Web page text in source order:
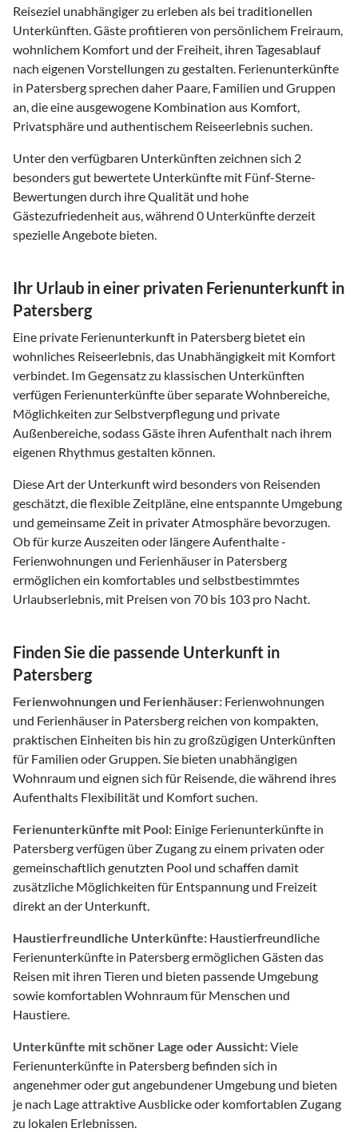
Reiseziel unabhängiger zu erleben als bei traditionellen
Unterkünften. Gäste profitieren von persönlichem Freiraum,
wohnlichem Komfort und der Freiheit, ihren Tagesablauf
nach eigenen Vorstellungen zu gestalten. Ferienunterkünfte
in Patersberg sprechen daher Paare, Familien und Gruppen
an, die eine ausgewogene Kombination aus Komfort,
Privatsphäre und authentischem Reiseerlebnis suchen.
Unter den verfügbaren Unterkünften zeichnen sich 2
besonders gut bewertete Unterkünfte mit Fünf-Sterne-
Bewertungen durch ihre Qualität und hohe
Gästezufriedenheit aus, während 0 Unterkünfte derzeit
spezielle Angebote bieten.
Ihr Urlaub in einer privaten Ferienunterkunft in
Patersberg
Eine private Ferienunterkunft in Patersberg bietet ein
wohnliches Reiseerlebnis, das Unabhängigkeit mit Komfort
verbindet. Im Gegensatz zu klassischen Unterkünften
verfügen Ferienunterkünfte über separate Wohnbereiche,
Möglichkeiten zur Selbstverpflegung und private
Außenbereiche, sodass Gäste ihren Aufenthalt nach ihrem
eigenen Rhythmus gestalten können.
Diese Art der Unterkunft wird besonders von Reisenden
geschätzt, die flexible Zeitpläne, eine entspannte Umgebung
und gemeinsame Zeit in privater Atmosphäre bevorzugen.
Ob für kurze Auszeiten oder längere Aufenthalte -
Ferienwohnungen und Ferienhäuser in Patersberg
ermöglichen ein komfortables und selbstbestimmtes
Urlaubserlebnis, mit Preisen von 70 bis 103 pro Nacht.
Finden Sie die passende Unterkunft in
Patersberg
Ferienwohnungen und Ferienhäuser: Ferienwohnungen
und Ferienhäuser in Patersberg reichen von kompakten,
praktischen Einheiten bis hin zu großzügigen Unterkünften
für Familien oder Gruppen. Sie bieten unabhängigen
Wohnraum und eignen sich für Reisende, die während ihres
Aufenthalts Flexibilität und Komfort suchen.
Ferienunterkünfte mit Pool: Einige Ferienunterkünfte in
Patersberg verfügen über Zugang zu einem privaten oder
gemeinschaftlich genutzten Pool und schaffen damit
zusätzliche Möglichkeiten für Entspannung und Freizeit
direkt an der Unterkunft.
Haustierfreundliche Unterkünfte: Haustierfreundliche
Ferienunterkünfte in Patersberg ermöglichen Gästen das
Reisen mit ihren Tieren und bieten passende Umgebung
sowie komfortablen Wohnraum für Menschen und
Haustiere.
Unterkünfte mit schöner Lage oder Aussicht:Viele
Ferienunterkünfte in Patersberg befinden sich in
angenehmer oder gut angebundener Umgebung und bieten
je nach Lage attraktive Ausblicke oder komfortablen Zugang
zu lokalen Erlebnissen.